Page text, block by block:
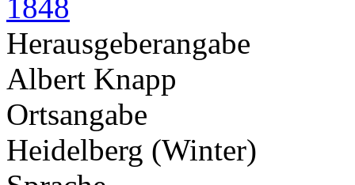
1848
Herausgeberangabe
Albert Knapp
Ortsangabe
Heidelberg (Winter)